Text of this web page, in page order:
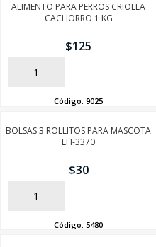
ALIMENTO PARA PERROS CRIOLLA
CACHORRO 1 KG
$125
AÑADIR
Código: 9025
BOLSAS 3 ROLLITOS PARA MASCOTA
LH-3370
$30
AÑADIR
Código: 5480